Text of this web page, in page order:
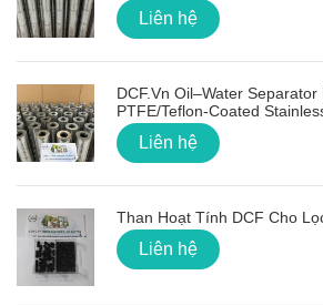
Liên hệ
DCF.vn Oil–Water Separator
PTFE/Teflon‑Coated
Liên hệ
Than Hoạt Tính DCF Cho
Liên hệ